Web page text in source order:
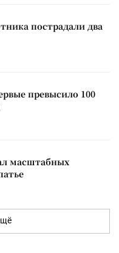
пострадали два
превысило 100
масштабных